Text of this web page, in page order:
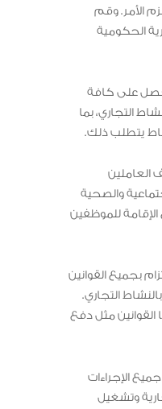
الأمر. وقم
الحكومية
على كافة
التجاري، بما
يتطلب ذلك.
العاملين
والصحية
للموظفين
بجميع القوانين
التجاري.
القوانين مثل دفع
الإجراءات
وتشغيل